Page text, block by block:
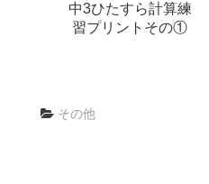
中3ひたすら計算練
習プリントその①
その他